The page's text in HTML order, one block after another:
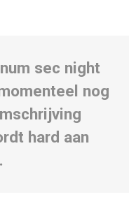
sec night
nog
hard aan